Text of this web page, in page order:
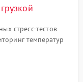
стресс-тестов
температур
на отсутствие
и зависаний.